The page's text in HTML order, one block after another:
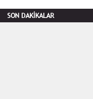
SON DAKİKALAR